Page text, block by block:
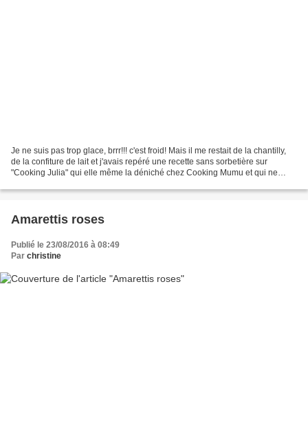
Je ne suis pas trop glace, brrr!!! c'est froid! Mais il me restait de la chantilly,
de la confiture de lait et j'avais repéré une recette sans sorbetière sur
"Cooking Julia" qui elle même la déniché chez Cooking Mumu et qui ne
Amarettis roses
Publié le 23/08/2016 à 08:49
Par christine